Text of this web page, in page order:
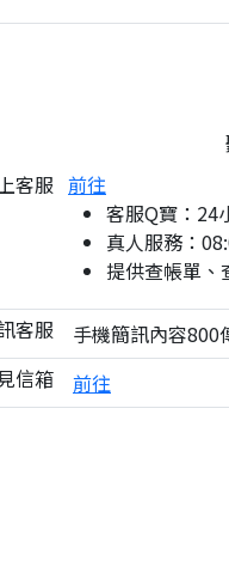
客服 前往
客服Q寶：24
真人服務：
提供查帳單、
客服
手機簡訊內容800
信箱
前往